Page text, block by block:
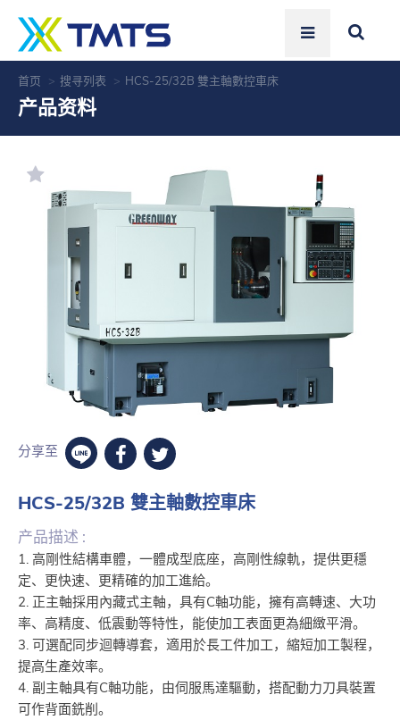
首页 搜寻列表 HCS-25/32B 雙主軸數控車床
产品资料
分享至
HCS-25/32B 雙主軸數控車床
产品描述 :
1. 高剛性結構車體，一體成型底座，高剛性線軌，提供更穩
定、更快速、更精確的加工進給。
2. 正主軸採用內藏式主軸，具有C軸功能，擁有高轉速、大功
率、高精度、低震動等特性，能使加工表面更為細緻平滑。
3. 可選配同步迴轉導套，適用於長工件加工，縮短加工製程，
提高生產效率。
4. 副主軸具有C軸功能，由伺服馬達驅動，搭配動力刀具裝置
可作背面銑削。